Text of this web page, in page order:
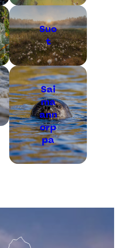
Suo
t
Sai
ma
ann
orp
pa